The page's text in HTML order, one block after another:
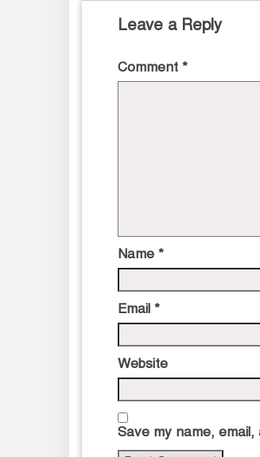
Leave a Reply
Comment *
Name *
Email *
Website
Save my name,